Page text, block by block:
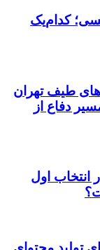
کدام‌یک
طیف تهران
دفاع از
انتخاب اول